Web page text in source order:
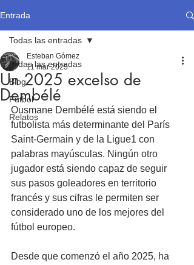
Entrada
Todas las entradas
Blog
Fútbol
Relatos
Todas las entradas
Un 2025 excelso de
Dembélé
Esteban Gómez
11 mar 2025
Ousmane Dembélé está siendo el
futbolista más determinante del París
Saint-Germain y de la Ligue1 con
palabras mayúsculas. Ningún otro
jugador está siendo capaz de seguir
sus pasos goleadores en territorio
francés y sus cifras le permiten ser
considerado uno de los mejores del
fútbol europeo.
Desde que comenzó el año 2025, ha